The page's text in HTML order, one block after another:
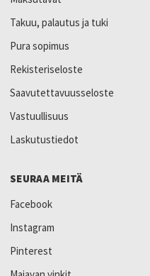
Takuu, palautus ja tuki
Pura sopimus
Rekisteriseloste
Saavutettavuusseloste
Vastuullisuus
Laskutustiedot
SEURAA MEITÄ
Facebook
Instagram
Pinterest